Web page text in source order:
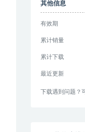
其他信息
有效期
累计销量
累计下载
最近更新
下载遇到问题？